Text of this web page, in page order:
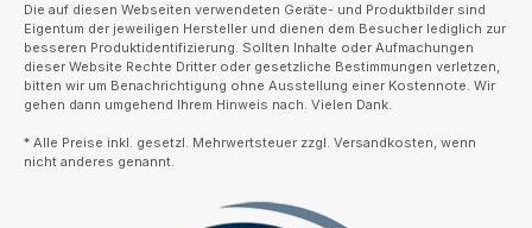
Die auf diesen Webseiten verwendeten Geräte- und Produktbilder sind
Eigentum der jeweiligen Hersteller und dienen dem Besucher lediglich zur
besseren Produktidentifizierung. Sollten Inhalte oder Aufmachungen
dieser Website Rechte Dritter oder gesetzliche Bestimmungen verletzen,
bitten wir um Benachrichtigung ohne Ausstellung einer Kostennote. Wir
gehen dann umgehend Ihrem Hinweis nach. Vielen Dank.
* Alle Preise inkl. gesetzl. Mehrwertsteuer zzgl. Versandkosten, wenn
nicht anderes genannt.